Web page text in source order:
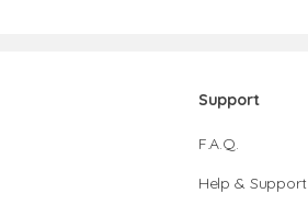
Support
F.A.Q.
Help & Support